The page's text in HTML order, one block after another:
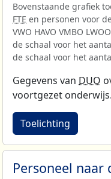
Bovenstaande grafiek
FTE en personen voor
VWO HAVO VMBO
de schaal voor het
de schaal voor het
Gegevens van DUO
voortgezet onderwijs.
Toelichting
Personeel naar